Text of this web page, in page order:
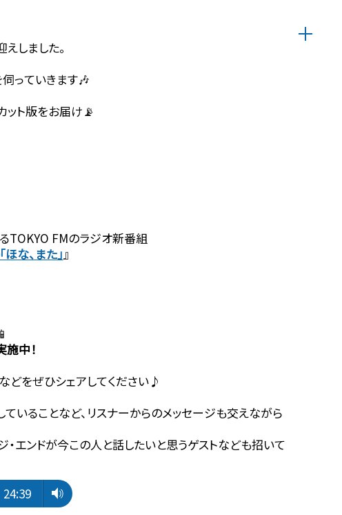
しました。
っていきます🎶
ット版をお届け📡
TOKYO FMのラジオ新番組
な、また」 』
中！
どをぜひシェアしてください♪
いることなど、リスナーからのメッセージも交えながら
・エンドが今この人と話したいと思うゲストなども招いて
24:39